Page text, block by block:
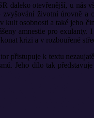
daleko otevřenější, u nás
životní úrovně a
osobnosti a také jeho
amnestie pro
krizi a v rozbouřené
přistupuje k textu
Jeho dílo tak